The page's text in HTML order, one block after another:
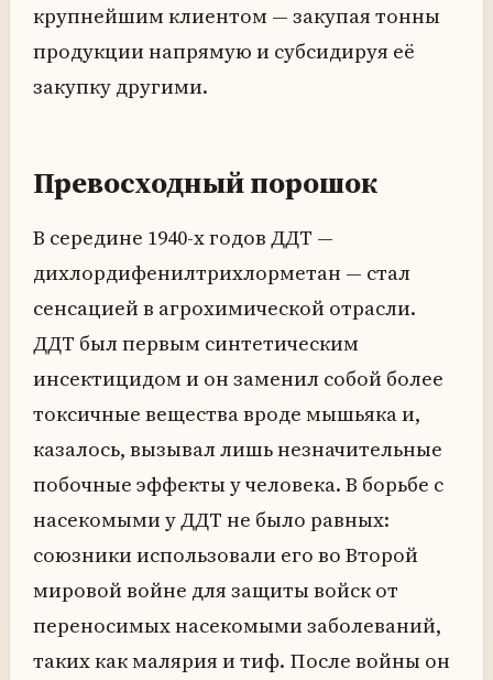
крупнейшим клиентом — закупая тонны
продукции напрямую и субсидируя её
закупку другими.
Превосходный порошок
В середине 1940-х годов ДДТ —
дихлордифенилтрихлорметан — стал
сенсацией в агрохимической отрасли.
ДДТ был первым синтетическим
инсектицидом и он заменил собой более
токсичные вещества вроде мышьяка и,
казалось, вызывал лишь незначительные
побочные эффекты у человека. В борьбе с
насекомыми у ДДТ не было равных:
союзники использовали его во Второй
мировой войне для защиты войск от
переносимых насекомыми заболеваний,
таких как малярия и тиф. После войны он